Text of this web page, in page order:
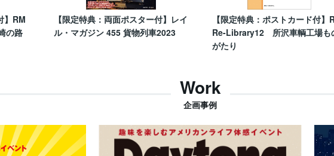
】RM
の路
【限定特典：両面ポスター付】レイ
ル・マガジン 455 貨物列車2023
【限定特典：ポストカード付】
Re-Library12 所沢車輌工場も
がたり
Work
企画事例